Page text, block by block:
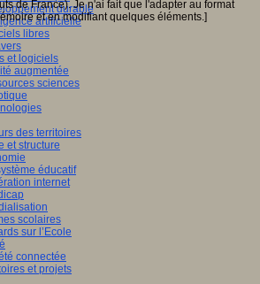
durable
artificielle
libres
et logiciels
augmentée
sciences
des territoires
et structure
éducatif
internet
scolaires
sur l’Ecole
connectée
et projets
de France). Je n'ai fait que l'adapter au format
et en modifiant quelques éléments.]